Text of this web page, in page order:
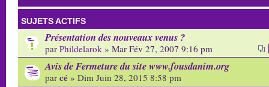
SUJETS ACTIFS
Présentation des nouveaux venus ?
par Phildelarok » Mar Fév 27, 2007 9:16 pm
Avis de Fermeture du site www.fousdanim.org
par cé » Dim Juin 28, 2015 8:58 pm